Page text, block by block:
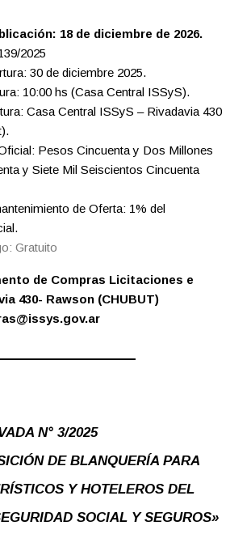
18 de diciembre de 2026.
2025
30 de diciembre 2025.
10:00 hs (Casa Central ISSyS).
Casa Central ISSyS – Rivadavia 430
Pesos Cincuenta y Dos Millones
y Siete Mil Seiscientos Cincuenta
de Oferta: 1% del
Gratuito
de Compras Licitaciones e
430- Rawson (CHUBUT)
N° 3/2025
DE BLANQUERÍA PARA
Y HOTELEROS DEL
SOCIAL Y SEGUROS»